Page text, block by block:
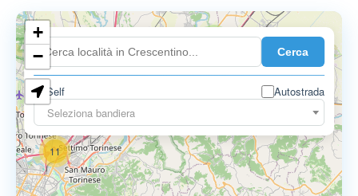
Cerca
Self
Autostrada
Seleziona bandiera
8
11
+
−